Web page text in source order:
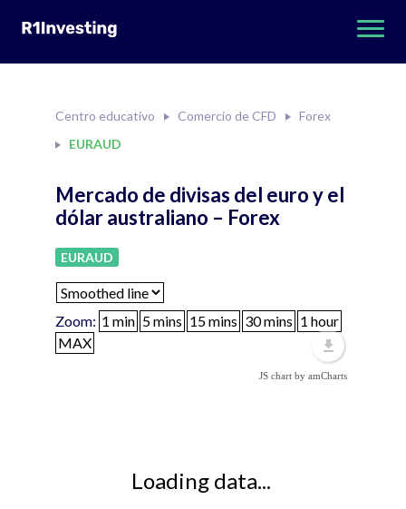
Centro educativo Comercio de CFD
Forex
EURAUD
Mercado de divisas del euro y el
dólar australiano – Forex
EURAUD
Loading data...
Zoom:
JS chart by amCharts